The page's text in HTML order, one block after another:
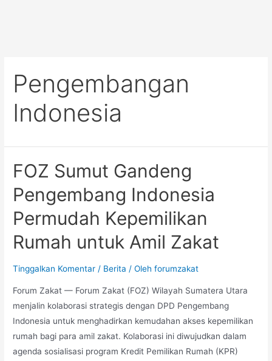
Pengembangan
Indonesia
FOZ Sumut Gandeng
Pengembang Indonesia
Permudah Kepemilikan
Rumah untuk Amil Zakat
Tinggalkan Komentar / Berita / Olehforumzakat
Forum Zakat — Forum Zakat (FOZ) Wilayah Sumatera Utara
menjalin kolaborasi strategis dengan DPD Pengembang
Indonesia untuk menghadirkan kemudahan akses kepemilikan
rumah bagi para amil zakat. Kolaborasi ini diwujudkan dalam
agenda sosialisasi program Kredit Pemilikan Rumah (KPR)